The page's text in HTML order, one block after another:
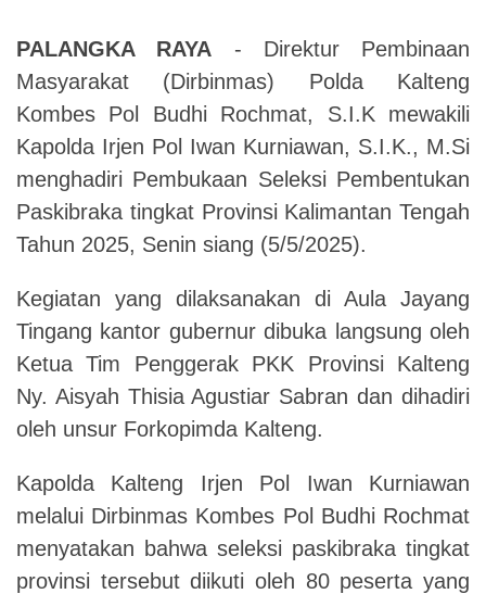
PALANGKA RAYA - Direktur Pembinaan
Masyarakat (Dirbinmas) Polda Kalteng
Kombes Pol Budhi Rochmat, S.I.K mewakili
Kapolda Irjen Pol Iwan Kurniawan, S.I.K., M.Si
menghadiri Pembukaan Seleksi Pembentukan
Paskibraka tingkat Provinsi Kalimantan Tengah
Tahun 2025, Senin siang (5/5/2025).
Kegiatan yang dilaksanakan di Aula Jayang
Tingang kantor gubernur dibuka langsung oleh
Ketua Tim Penggerak PKK Provinsi Kalteng
Ny. Aisyah Thisia Agustiar Sabran dan dihadiri
oleh unsur Forkopimda Kalteng.
Kapolda Kalteng Irjen Pol Iwan Kurniawan
melalui Dirbinmas Kombes Pol Budhi Rochmat
menyatakan bahwa seleksi paskibraka tingkat
provinsi tersebut diikuti oleh 80 peserta yang